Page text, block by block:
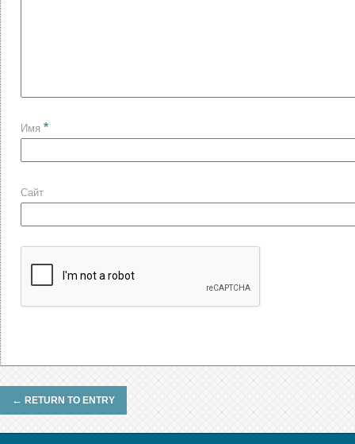
Имя *
Сайт
← RETURN TO ENTRY